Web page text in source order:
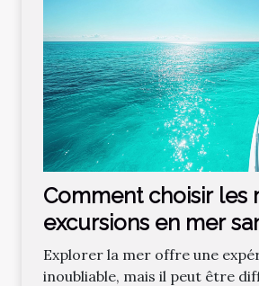
Comment choisir les
excursions en mer
tromper ?
Explorer la mer offre une
inoubliable, mais il peut être